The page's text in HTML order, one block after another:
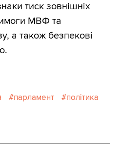
тиск зовнішніх
МВФ та
а також безпекові
парламент
політика